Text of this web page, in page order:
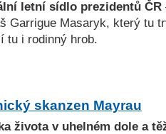
letní sídlo prezidentů ČR
Garrigue Masaryk, který tu
tu i rodinný hrob.
skanzen Mayrau
života v uhelném dole a